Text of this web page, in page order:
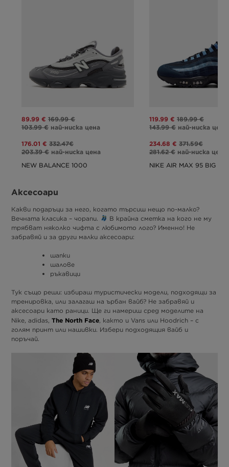
89.99 € 169.99 €
103.99 € най-ниска цена
176.01 € 332.47€
203.39 € най-ниска цена
NEW BALANCE 1000
119.99 € 189.99 €
143.99 € най-ниска цена
234.68 € 371.59€
281.62 € най-ниска цена
NIKE AIR MAX 95 BIG
Аксесоари
Какви подаръци за него, когато търсиш нещо по-малко?
Вечната класика – чорапи.
В крайна сметка на кого не му
трябват няколко чифта с любимото лого? Именно! Не
забравяй и за други малки аксесоари:
шапки
шалове
ръкавици
Тук също реши: избираш туристически модели, подходящи за
тренировка, или залагаш на ърбан вайб? Не забравяй и
аксесоари като раници. Ще ги намериш сред моделите на
Nike, adidas, The North Face, както и Vans или Hoodrich – с
голям принт или нашивки. Избери подходящия вайб и
поръчай.